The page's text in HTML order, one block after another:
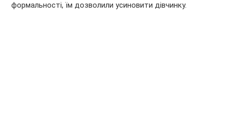
формальності, їм дозволили усиновити дівчинку.